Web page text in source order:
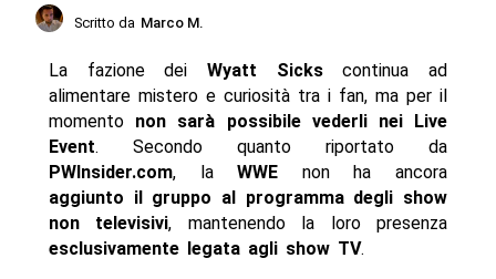
Scritto da Marco M.
La fazione dei Wyatt Sickscontinua ad
alimentare mistero e curiosità tra i fan, ma per il
momento non sarà possibile vederli nei Live
Event. Secondo quanto riportato da
PWInsider.com, laWWE non ha ancora
aggiunto il gruppo al programma degli show
non televisivi, mantenendo la loro presenza
esclusivamente legata agli show TV.